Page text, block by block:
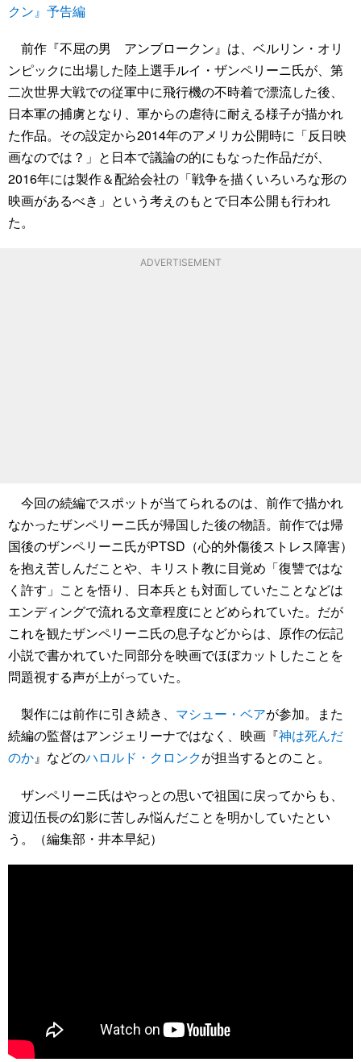
クン』予告編
前作『不屈の男 アンブロークン』は、ベルリン・オリ
ンピックに出場した陸上選手ルイ・ザンペリーニ氏が、第
二次世界大戦での従軍中に飛行機の不時着で漂流した後、
日本軍の捕虜となり、軍からの虐待に耐える様子が描かれ
た作品。その設定から2014年のアメリカ公開時に「反日映
画なのでは？」と日本で議論の的にもなった作品だが、
2016年には製作＆配給会社の「戦争を描くいろいろな形の
映画があるべき」という考えのもとで日本公開も行われ
た。
ADVERTISEMENT
今回の続編でスポットが当てられるのは、前作で描かれ
なかったザンペリーニ氏が帰国した後の物語。前作では帰
国後のザンペリーニ氏がPTSD（心的外傷後ストレス障害）
を抱え苦しんだことや、キリスト教に目覚め「復讐ではな
く許す」ことを悟り、日本兵とも対面していたことなどは
エンディングで流れる文章程度にとどめられていた。だが
これを観たザンペリーニ氏の息子などからは、原作の伝記
小説で書かれていた同部分を映画でほぼカットしたことを
問題視する声が上がっていた。
製作には前作に引き続き、 マシュー・ベアが参加。また
続編の監督はアンジェリーナではなく、映画『神は死んだ
のか』などのハロルド・クロンクが担当するとのこと。
ザンペリーニ氏はやっとの思いで祖国に戻ってからも、
渡辺伍長の幻影に苦しみ悩んだことを明かしていたとい
う。（編集部・井本早紀）